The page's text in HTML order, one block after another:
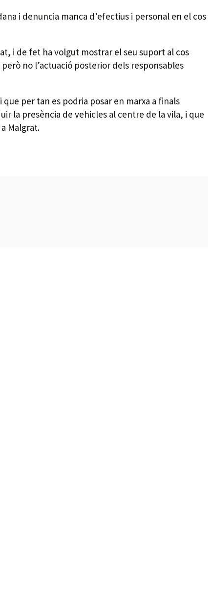
i denuncia manca d’efectius i personal en el cos
i de fet ha volgut mostrar el seu suport al cos
no l’actuació posterior dels responsables
que per tan es podria posar en marxa a finals
la presència de vehicles al centre de la vila, i que
Malgrat.